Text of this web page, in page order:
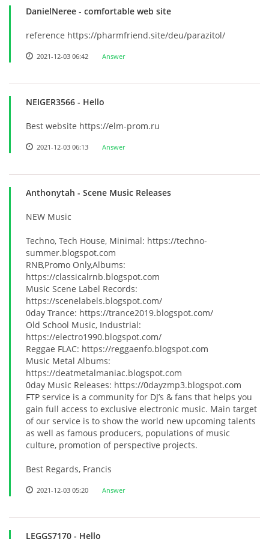
DanielNeree - comfortable web site
reference https://pharmfriend.site/deu/parazitol/
2021-12-03 06:42 Answer
NEIGER3566 - Hello
Best website https://elm-prom.ru
2021-12-03 06:13 Answer
Anthonytah - Scene Music Releases
NEW Music
Techno, Tech House, Minimal: https://techno-
summer.blogspot.com
RNB,Promo Only,Albums:
https://classicalrnb.blogspot.com
Music Scene Label Records:
https://scenelabels.blogspot.com/
0day Trance: https://trance2019.blogspot.com/
Old School Music, Industrial:
https://electro1990.blogspot.com/
Reggae FLAC: https://reggaenfo.blogspot.com
Music Metal Albums:
https://deatmetalmaniac.blogspot.com
0day Music Releases: https://0dayzmp3.blogspot.com
FTP service is a community for DJ’s & fans that helps you
gain full access to exclusive electronic music. Main target
of our service is to show the world new upcoming talents
as well as famous producers, populations of music
culture, promotion of perspective projects.
Best Regards, Francis
2021-12-03 05:20 Answer
LEGGS7170 - Hello